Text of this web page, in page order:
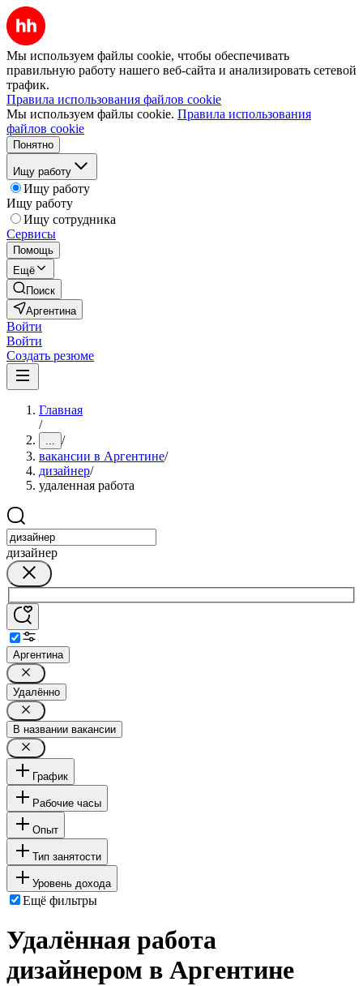
Мы используем файлы cookie, чтобы обеспечивать
правильную работу нашего веб-сайта и анализировать сетевой
трафик.
Правила использования файлов cookie
Мы используем файлы cookie. Правила использования
файлов cookie
Понятно
Ищу работу
Ищу работу
Ищу работу
Ищу сотрудника
Сервисы
Помощь
Ещё
Поиск
Аргентина
Войти
Войти
Создать резюме
Главная
/
... /
вакансии в Аргентине/
дизайнер/
удаленная работа
дизайнер
Аргентина
Удалённо
В названии вакансии
График
Рабочие часы
Опыт
Тип занятости
Уровень дохода
Ещё фильтры
Удалённая работа
дизайнером в Аргентине